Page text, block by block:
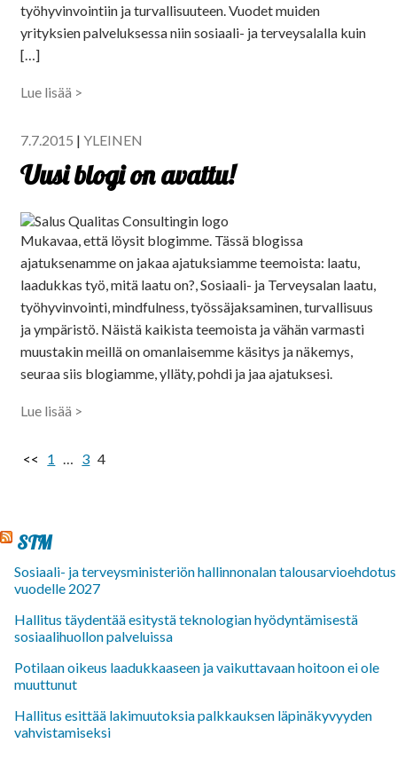
työhyvinvointiin ja turvallisuuteen. Vuodet muiden
yrityksien palveluksessa niin sosiaali- ja terveysalalla kuin
[…]
Lue lisää >
7.7.2015 | YLEINEN
Uusi blogi on avattu!
Mukavaa, että löysit blogimme. Tässä blogissa
ajatuksenamme on jakaa ajatuksiamme teemoista: laatu,
laadukkas työ, mitä laatu on?, Sosiaali- ja Terveysalan laatu,
työhyvinvointi, mindfulness, työssäjaksaminen, turvallisuus
ja ympäristö. Näistä kaikista teemoista ja vähän varmasti
muustakin meillä on omanlaisemme käsitys ja näkemys,
seuraa siis blogiamme, ylläty, pohdi ja jaa ajatuksesi.
Lue lisää >
<< 1 … 3 4
STM
Sosiaali- ja terveysministeriön hallinnonalan talousarvioehdotus
vuodelle 2027
Hallitus täydentää esitystä teknologian hyödyntämisestä
sosiaalihuollon palveluissa
Potilaan oikeus laadukkaaseen ja vaikuttavaan hoitoon ei ole
muuttunut
Hallitus esittää lakimuutoksia palkkauksen läpinäkyvyyden
vahvistamiseksi